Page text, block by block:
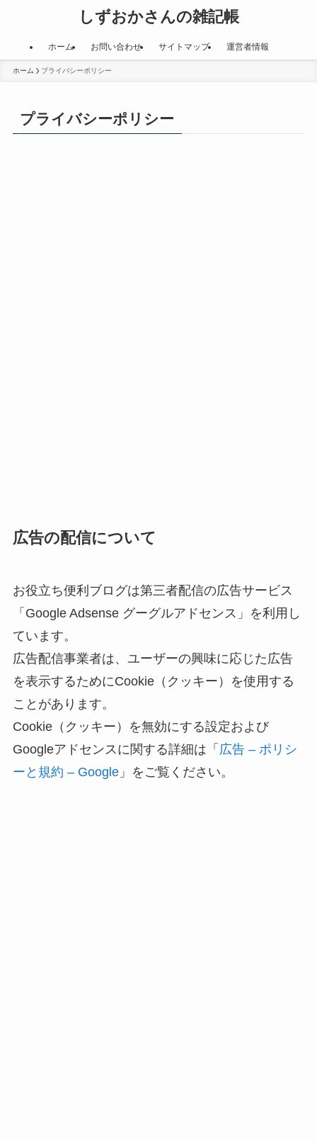
しずおかさんの雑記帳
ホーム お問い合わせ サイトマップ 運営者情報
ホーム プライバシーポリシー
プライバシーポリシー
広告の配信について
お役立ち便利ブログは第三者配信の広告サービス
「Google Adsense グーグルアドセンス」を利用し
ています。
広告配信事業者は、ユーザーの興味に応じた広告
を表示するためにCookie（クッキー）を使用する
ことがあります。
Cookie（クッキー）を無効にする設定および
Googleアドセンスに関する詳細は「 広告 – ポリシ
ーと規約 – Google」をご覧ください。